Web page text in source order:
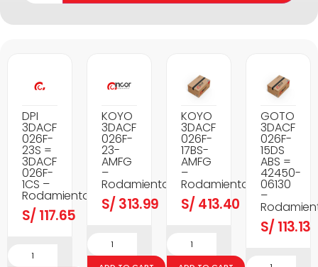
DPI
3DACF
026F-
23S =
3DACF
026F-
1CS –
Rodamientos
S/ 117.65
KOYO
3DACF
026F-
23-
AMFG
–
Rodamientos
S/ 313.99
KOYO
3DACF
026F-
17BS-
AMFG
–
Rodamientos
S/ 413.40
GOTO
3DACF
026F-
15DS
ABS =
42450-
06130
–
S/ 113.13